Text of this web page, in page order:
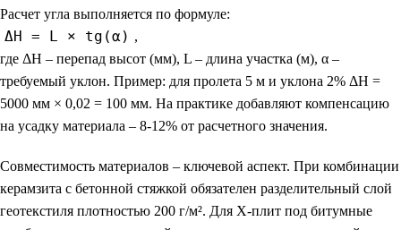
Расчет угла выполняется по формуле:
ΔH = L × tg(α) ,
где ΔH – перепад высот (мм), L – длина участка (м), α –
требуемый уклон. Пример: для пролета 5 м и уклона 2% ΔH =
5000 мм × 0,02 = 100 мм. На практике добавляют компенсацию
на усадку материала – 8-12% от расчетного значения.
Совместимость материалов – ключевой аспект. При комбинации
керамзита с бетонной стяжкой обязателен разделительный слой
геотекстиля плотностью 200 г/м². Для X-плит под битумные